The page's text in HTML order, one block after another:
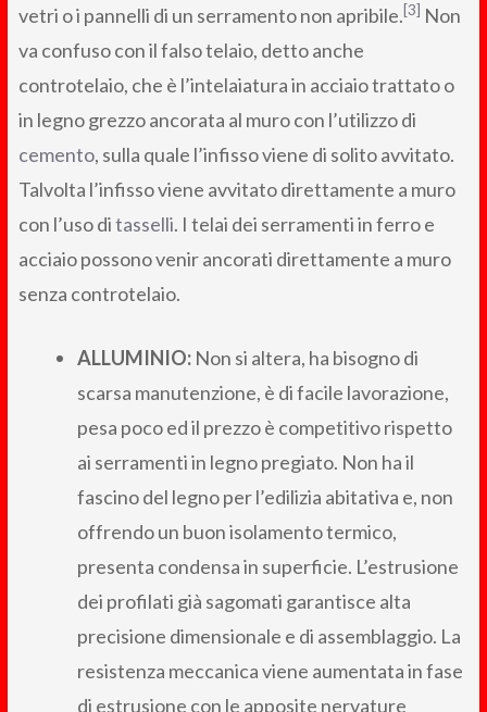
vetri o i pannelli di un serramento non apribile.[3] Non
va confuso con il falso telaio, detto anche
controtelaio, che è l’intelaiatura in acciaio trattato o
in legno grezzo ancorata al muro con l’utilizzo di
cemento, sulla quale l’infisso viene di solito avvitato.
Talvolta l’infisso viene avvitato direttamente a muro
con l’uso ditasselli. I telai dei serramenti in ferro e
acciaio possono venir ancorati direttamente a muro
senza controtelaio.
ALLUMINIO: Non si altera, ha bisogno di
scarsa manutenzione, è di facile lavorazione,
pesa poco ed il prezzo è competitivo rispetto
ai serramenti in legno pregiato. Non ha il
fascino del legno per l’edilizia abitativa e, non
offrendo un buon isolamento termico,
presenta condensa in superficie. L’estrusione
dei profilati già sagomati garantisce alta
precisione dimensionale e di assemblaggio. La
resistenza meccanica viene aumentata in fase
di estrusione con le apposite nervature